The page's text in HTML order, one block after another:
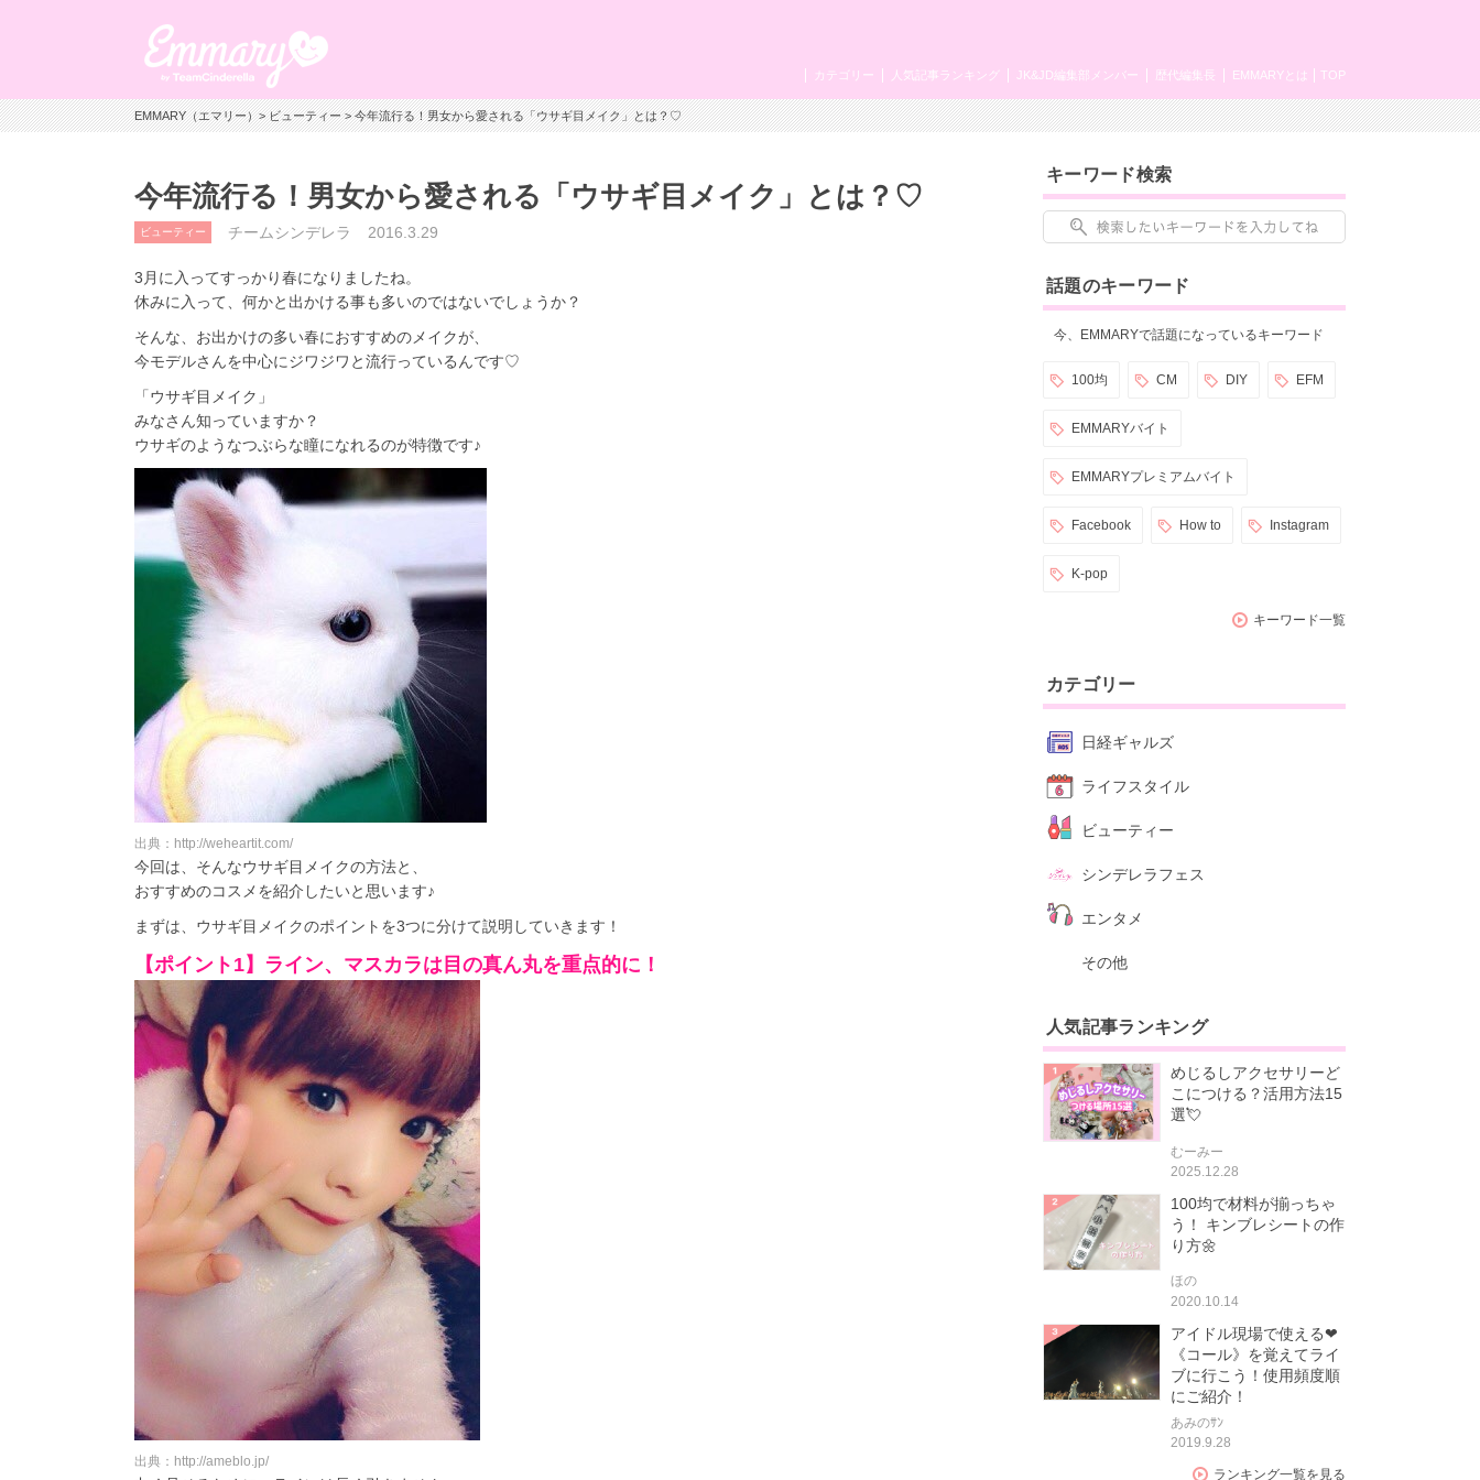
TOP
EMMARYとは
歴代編集長
JK&JD編集部メンバー
人気記事ランキング
カテゴリー
EMMARY（エマリー）>ビューティー> 今年流行る！男女から愛される「ウサギ目メイク」とは？♡
今年流行る！男女から愛される「ウサギ目メイク」とは？♡
ビューティー チームシンデレラ 2016.3.29
3月に入ってすっかり春になりましたね。
休みに入って、何かと出かける事も多いのではないでしょうか？
そんな、お出かけの多い春におすすめのメイクが、
今モデルさんを中心にジワジワと流行っているんです♡
「ウサギ目メイク」
みなさん知っていますか？
ウサギのようなつぶらな瞳になれるのが特徴です♪
出典：http://weheartit.com/
今回は、そんなウサギ目メイクの方法と、
おすすめのコスメを紹介したいと思います♪
まずは、ウサギ目メイクのポイントを3つに分けて説明していきます！
【ポイント1】ライン、マスカラは目の真ん丸を重点的に！
出典：http://ameblo.jp/
キーワード検索
話題のキーワード
今、EMMARYで話題になっているキーワード
100均 CM DIY EFM
EMMARYバイト
EMMARYプレミアムバイト
Facebook How to Instagram
K-pop
キーワード一覧
カテゴリー
日経ギャルズ
ライフスタイル
ビューティー
シンデレラフェス
エンタメ
その他
人気記事ランキング
めじるしアクセサリーど
こにつける？活用方法15
選💘
むーみー
2025.12.28
100均で材料が揃っちゃ
う！ キンブレシートの作
り方🌼
ほの
2020.10.14
アイドル現場で使える❤
《コール》を覚えてライ
ブに行こう！使用頻度順
にご紹介！
あみのｻﾝ
2019.9.28
ランキング一覧を見る